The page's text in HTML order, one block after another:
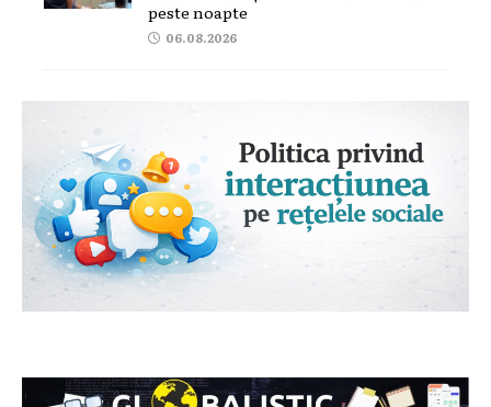
peste noapte
06.08.2026